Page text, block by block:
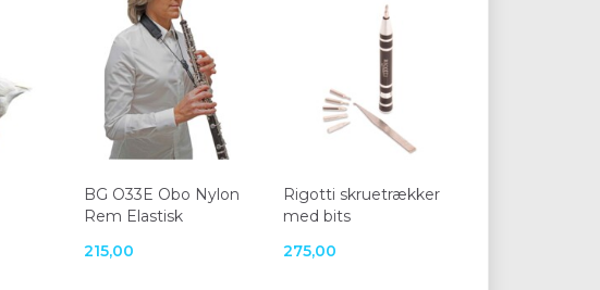
BG O33E Obo Nylon
Rem Elastisk
215,00
Rigotti skruetrækker
med bits
275,00